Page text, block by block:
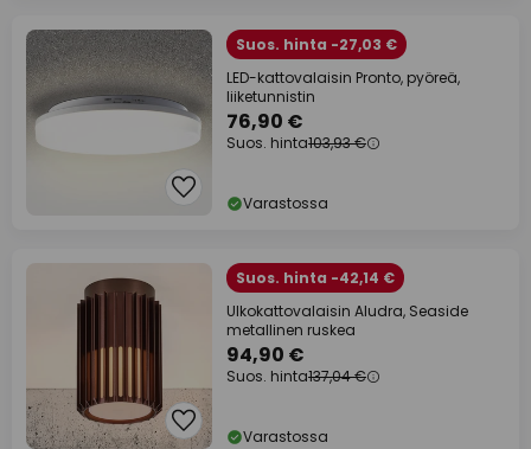
Suos. hinta -27,03 €
LED-kattovalaisin Pronto, pyöreä,
liiketunnistin
76,90 €
Suos. hinta103,93 €
Varastossa
Suos. hinta -42,14 €
Ulkokattovalaisin Aludra, Seaside
metallinen ruskea
94,90 €
Suos. hinta137,04 €
Varastossa